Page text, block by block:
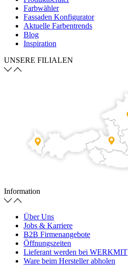
Farbwähler
Fassaden Konfigurator
Aktuelle Farbentrends
Blog
Inspiration
UNSERE FILIALEN
Information
Über Uns
Jobs & Karriere
B2B Firmenangebote
Öffnungszeiten
Lieferant werden bei WERKMIT
Ware beim Hersteller abholen